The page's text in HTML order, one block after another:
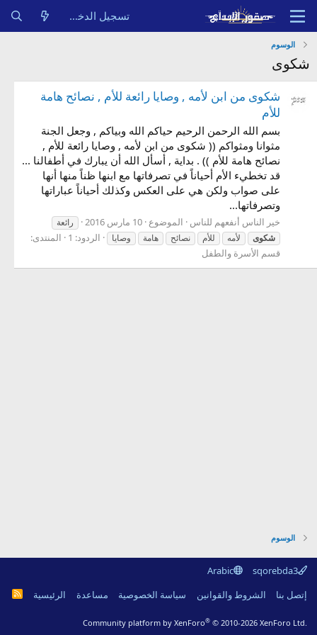
تسجيل الدخول
الوسوم
شكوى
شكوى من ابن لأمه , وصايا رائعة للأم , نصائح هامة
للأم
بسم الله الرحمن الرحيم حياكم الله وبياكم , وجعل الجنة
مثوانا ومثواكم (( شكوى من ابن لأمه , وصايا رائعة للأم ,
نصائح هامة للأم )) . بداية , أسأل الله أن يبارك في أطفالنا ...
قد تخطيء الأم أحياناً في تصرفاتها مع ابنها ظناً منها أنها
على صواب ولكن هي على العكس وكذلك أحياناً عباراتها
وتصرفاتها...
خير الناس أنفعهم للناس الموضوع 10 مارس 2016
رائعة
شكوى
لأمه للأم نصائح هامة وصايا الردود: 1
المنتدى:
قسم الأسرة والطفل
الوسوم
sqorebda3
Arabic
إتصل بنا
الشروط والقوانين سياسة الخصوصية مساعدة الرئيسية
R
Community platform by XenForo® © 2010-2026 XenForo Ltd.